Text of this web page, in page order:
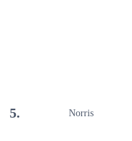
5. Norris